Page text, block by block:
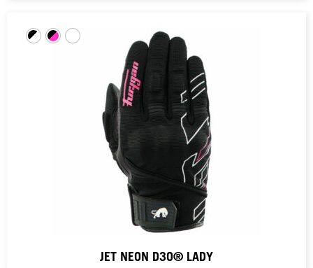
JET NEON D3O® LADY